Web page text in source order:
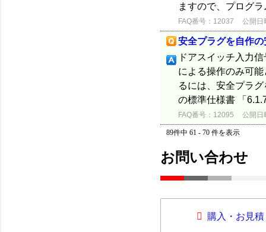
ますので、プログ
FAQ番号：12037 公開日
安全プラグを自作
ドアスイッチ入力
による操作のみ可
るには、安全プラ
の標準仕様書 「
FAQ番号：12095 公開日
89件中 61 - 70 件を表示
お問い合わせ
購入・お見